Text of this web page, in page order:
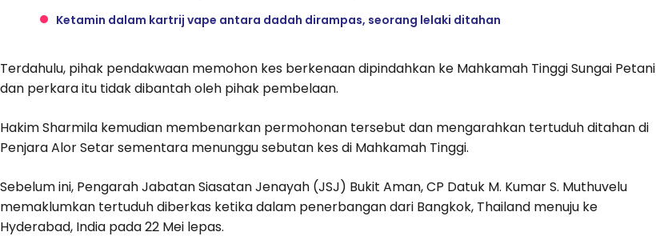
Ketamin dalam kartrij vape antara dadah dirampas, seorang lelaki ditahan
Terdahulu, pihak pendakwaan memohon kes berkenaan dipindahkan ke Mahkamah Tinggi Sungai Petani
dan perkara itu tidak dibantah oleh pihak pembelaan.
Hakim Sharmila kemudian membenarkan permohonan tersebut dan mengarahkan tertuduh ditahan di
Penjara Alor Setar sementara menunggu sebutan kes di Mahkamah Tinggi.
Sebelum ini, Pengarah Jabatan Siasatan Jenayah (JSJ) Bukit Aman, CP Datuk M. Kumar S. Muthuvelu
memaklumkan tertuduh diberkas ketika dalam penerbangan dari Bangkok, Thailand menuju ke
Hyderabad, India pada 22 Mei lepas.